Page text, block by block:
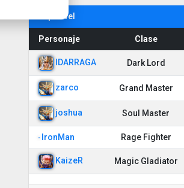
Top Level
Personaje Clase
IDARRAGA Dark Lord
zarco Grand Master
joshua Soul Master
IronMan Rage Fighter
KaizeR Magic Gladiator